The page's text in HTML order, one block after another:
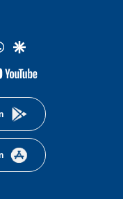
whatsapp
google
youtube-